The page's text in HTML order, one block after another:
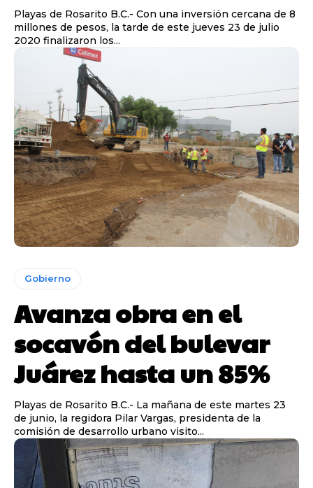
Playas de Rosarito B.C.- Con una inversión cercana de 8
millones de pesos, la tarde de este jueves 23 de julio
2020 finalizaron los...
Gobierno
Avanza obra en el
socavón del bulevar
Juárez hasta un 85%
Playas de Rosarito B.C.- La mañana de este martes 23
de junio, la regidora Pilar Vargas, presidenta de la
comisión de desarrollo urbano visito...